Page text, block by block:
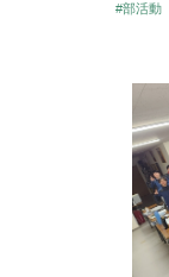
#部活動